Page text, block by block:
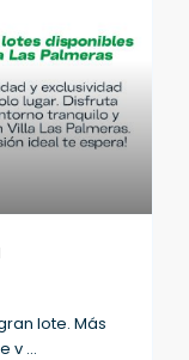
lote. Más
v ...